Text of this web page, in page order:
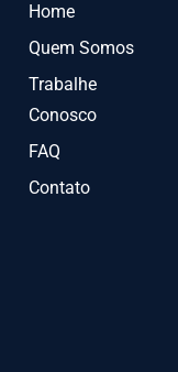
Home
Quem Somos
Trabalhe
Conosco
FAQ
Contato